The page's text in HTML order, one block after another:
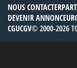
NOUS CONTACTER
DEVENIR ANNONCEUR
CGUCGV© 2000-2026